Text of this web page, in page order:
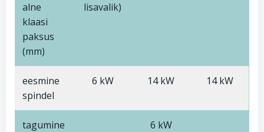
alne
klaasi
paksus
(mm)
lisavalik)
eesmine
spindel
6 kW 14 kW 14 kW
tagumine
6 kW